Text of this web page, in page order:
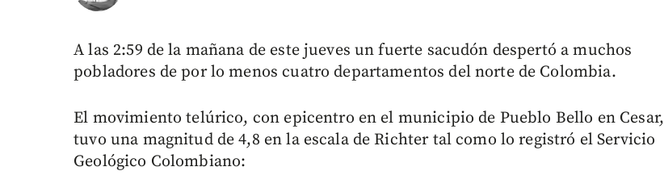
A las 2:59 de la mañana de este jueves un fuerte sacudón despertó a muchos
pobladores de por lo menos cuatro departamentos del norte de Colombia.
El movimiento telúrico, con epicentro en el municipio de Pueblo Bello en Cesar,
tuvo una magnitud de 4,8 en la escala de Richter tal como lo registró el Servicio
Geológico Colombiano: